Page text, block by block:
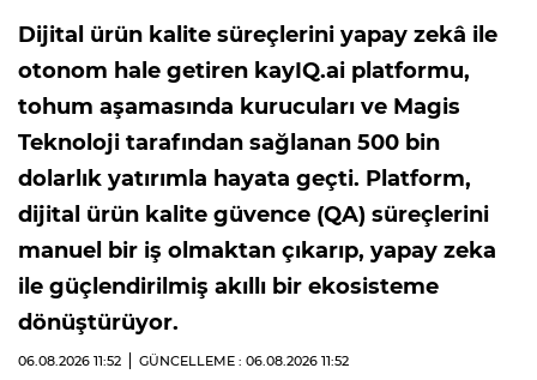
Dijital ürün kalite süreçlerini yapay zekâ ile
otonom hale getiren kayIQ.ai platformu,
tohum aşamasında kurucuları ve Magis
Teknoloji tarafından sağlanan 500 bin
dolarlık yatırımla hayata geçti. Platform,
dijital ürün kalite güvence (QA) süreçlerini
manuel bir iş olmaktan çıkarıp, yapay zeka
ile güçlendirilmiş akıllı bir ekosisteme
dönüştürüyor.
06.08.2026 11:52 GÜNCELLEME : 06.08.2026 11:52